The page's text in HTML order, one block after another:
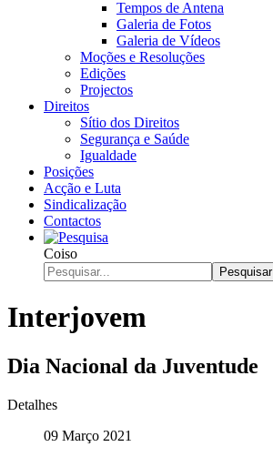
Tempos de Antena
Galeria de Fotos
Galeria de Vídeos
Moções e Resoluções
Edições
Projectos
Direitos
Sítio dos Direitos
Segurança e Saúde
Igualdade
Posições
Acção e Luta
Sindicalização
Contactos
Coiso
Pesquisar
Interjovem
Dia Nacional da Juventude
Detalhes
09 Março 2021